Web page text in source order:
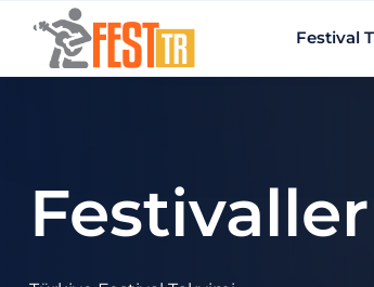
Ana içeriğe atla
Festival
Festivaller